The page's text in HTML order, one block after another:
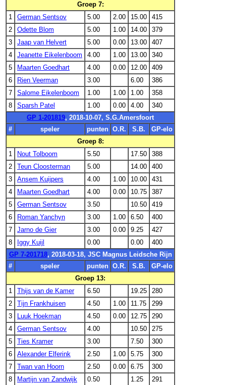
Groep 7:
1
German Sentsov 5.00 2.00 15.00
415
2
Odette Blom 5.00 1.00 14.00
379
3
Jaap van Helvert 5.00 0.00 13.00
407
4
Jeanette Eikelenboom 4.00 1.00 13.00
340
5
Maarten Goedhart 4.00 0.00 12.00
409
6
Rien Veerman 3.00 6.00
386
7
Salome Eikelenboom 1.00 1.00 1.00
358
8
Sparsh Patel 1.00 0.00 4.00
340
GP 1-201819, 2018-10-07, S.G.Amersfoort
#
speler punten O.R. S.B.
GP-elo
Groep 8:
1
Nout Tolboom 5.50 17.50
388
2
Teun Cloosterman 5.00 14.00
400
3
Ansem Kuijpers 4.00 1.00 10.00
431
4
Maarten Goedhart 4.00 0.00 10.75
387
5
German Sentsov 3.50 10.50
419
6
Roman Yanchyn 3.00 1.00 6.50
400
7
Jarno de Gier 3.00 0.00 9.25
427
8
Iggy Kuijl 0.00 0.00
400
GP 7-201718, 2018-03-18, JSC Magnus Leidsche Rijn
#
speler punten O.R. S.B.
GP-elo
Groep 13:
1
Thijs van de Kamer 6.50 19.25
280
2
Tijn Frankhuisen 4.50 1.00 11.75
299
3
Luuk Hoekman 4.50 0.00 12.75
290
4
German Sentsov 4.00 10.50
275
5
Ties Kramer 3.00 7.50
300
6
Alexander Elferink 2.50 1.00 5.75
300
7
Twan van Hoorn 2.50 0.00 6.75
300
8
Martijn van Zandwijk 0.50 1.25 291